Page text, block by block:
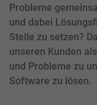
Probleme
und dabei
Stelle zu setzen?
unseren Kunden
und Probleme zu
Software zu lösen.